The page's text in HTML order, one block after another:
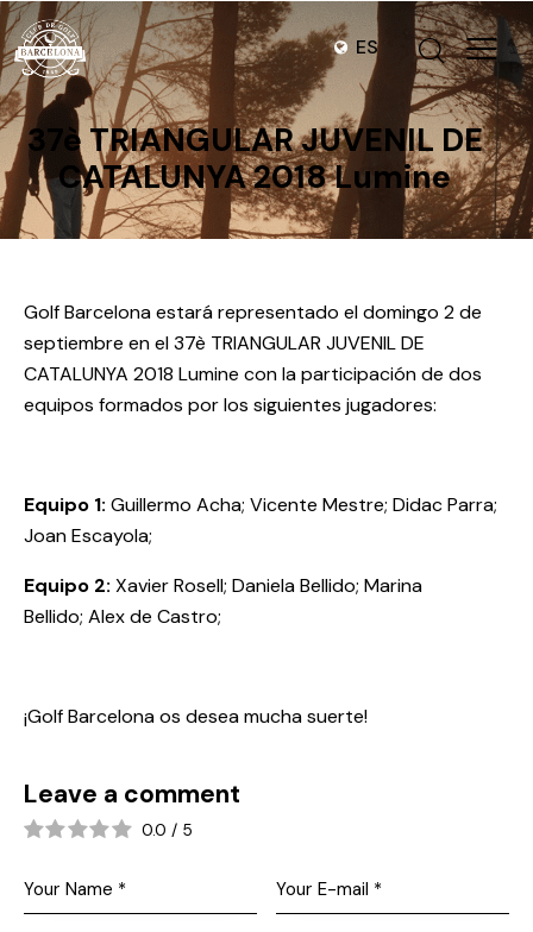
ES
37è TRIANGULAR JUVENIL DE
CATALUNYA 2018 Lumine
Golf Barcelona estará representado el domingo 2 de
septiembre en el 37è TRIANGULAR JUVENIL DE
CATALUNYA 2018 Lumine con la participación de dos
equipos formados por los siguientes jugadores:
Equipo 1: Guillermo Acha; Vicente Mestre; Didac Parra;
Joan Escayola;
Equipo 2: Xavier Rosell; Daniela Bellido; Marina
Bellido; Alex de Castro;
¡Golf Barcelona os desea mucha suerte!
Leave a comment
0.0 / 5